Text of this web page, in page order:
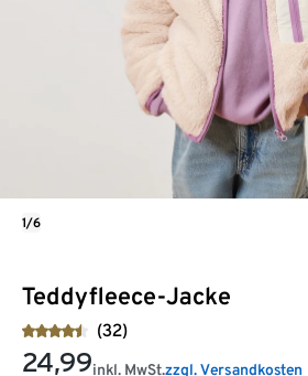
Teddyfleece-Jacke
(32)
24,99inkl. MwSt.zzgl. Versandkosten
1/6